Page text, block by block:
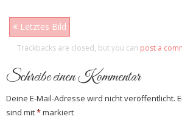
Letztes Bild
Trackbacks are closed, but you can post a
Schreibe einen Kommentar
Deine E-Mail-Adresse wird nicht veröffentlicht.
sind mit*markiert